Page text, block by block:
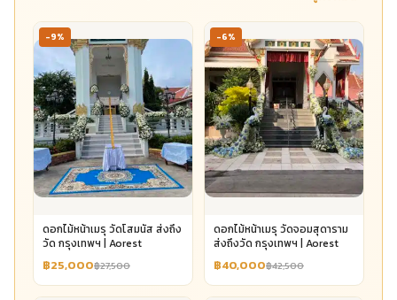
-9%
ดอกไม้หน้าเมรุ วัดโสมนัส ส่งถึง
วัด กรุงเทพฯ | Aorest
฿25,000฿27,500
-6%
ดอกไม้หน้าเมรุ วัดจอมสุดาราม
ส่งถึงวัด กรุงเทพฯ | Aorest
฿40,000฿42,500